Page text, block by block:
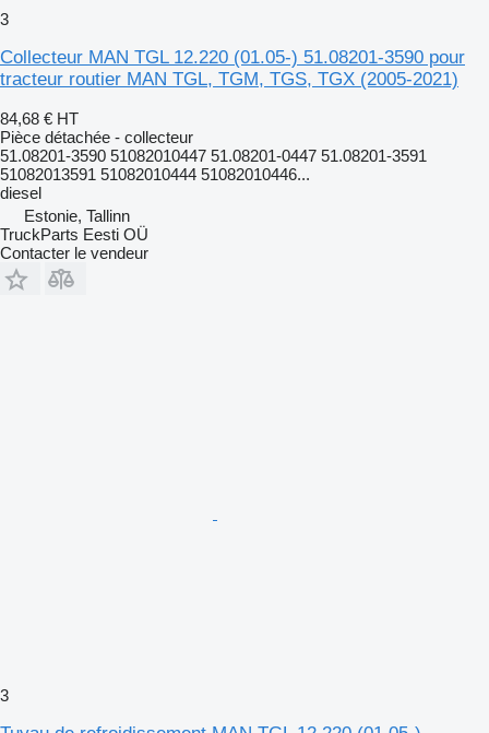
3
Collecteur MAN TGL 12.220 (01.05-) 51.08201-3590 pour
tracteur routier MAN TGL, TGM, TGS, TGX (2005-2021)
84,68 € HT
Pièce détachée - collecteur
51.08201-3590 51082010447 51.08201-0447 51.08201-3591
51082013591 51082010444 51082010446...
diesel
Estonie, Tallinn
TruckParts Eesti OÜ
Contacter le vendeur
3